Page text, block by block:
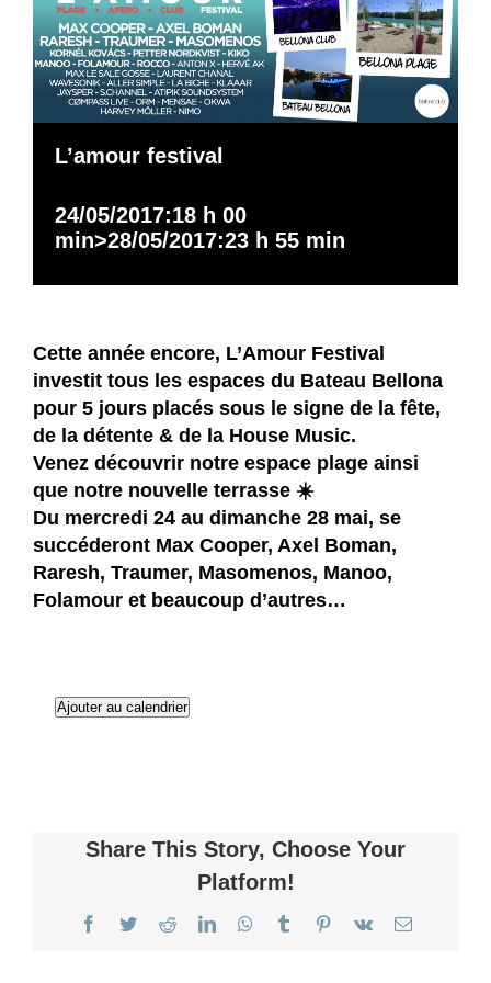
L’amour festival
24/05/2017:18 h 00
min>28/05/2017:23 h 55 min
Cette année encore, L’Amour Festival
investit tous les espaces du Bateau Bellona
pour 5 jours placés sous le signe de la fête,
de la détente & de la House Music.
Venez découvrir notre espace plage ainsi
que notre nouvelle terrasse ☀️
Du mercredi 24 au dimanche 28 mai, se
succéderont Max Cooper, Axel Boman,
Raresh, Traumer, Masomenos, Manoo,
Folamour et beaucoup d’autres…
Ajouter au calendrier
Share This Story, Choose Your
Platform!
Facebook
TwitterRedditLinkedInWhatsApp
TumblrPinterest
Vk Email